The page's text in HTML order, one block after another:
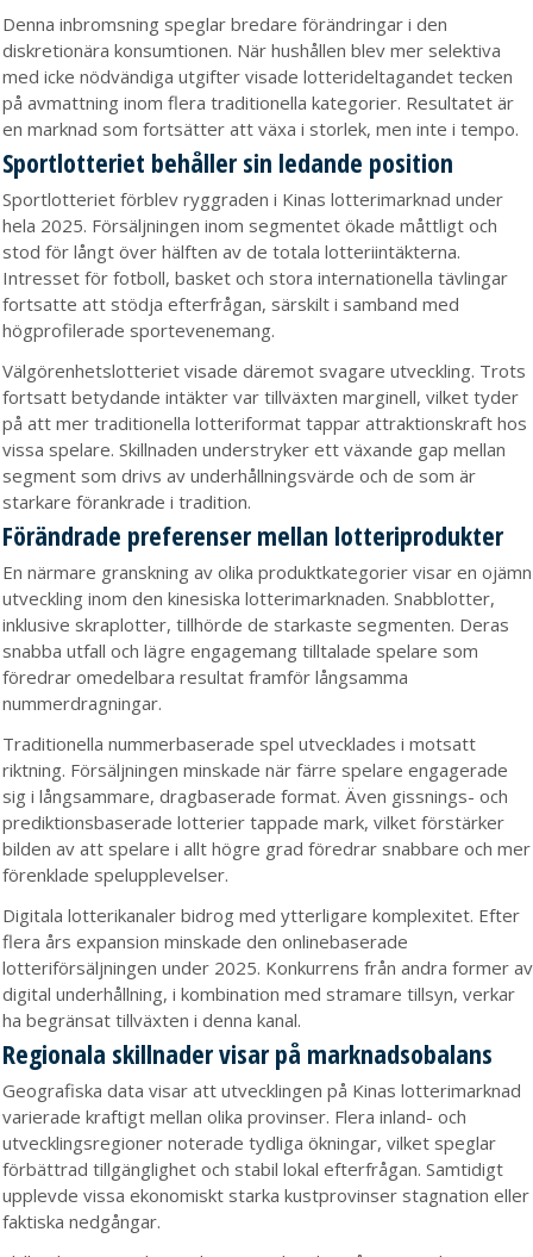
Denna inbromsning speglar bredare förändringar i den
diskretionära konsumtionen. När hushållen blev mer selektiva
med icke nödvändiga utgifter visade lotterideltagandet tecken
på avmattning inom flera traditionella kategorier. Resultatet är
en marknad som fortsätter att växa i storlek, men inte i tempo.
Sportlotteriet behåller sin ledande position
Sportlotteriet förblev ryggraden i Kinas lotterimarknad under
hela 2025. Försäljningen inom segmentet ökade måttligt och
stod för långt över hälften av de totala lotteriintäkterna.
Intresset för fotboll, basket och stora internationella tävlingar
fortsatte att stödja efterfrågan, särskilt i samband med
högprofilerade sportevenemang.
Välgörenhetslotteriet visade däremot svagare utveckling. Trots
fortsatt betydande intäkter var tillväxten marginell, vilket tyder
på att mer traditionella lotteriformat tappar attraktionskraft hos
vissa spelare. Skillnaden understryker ett växande gap mellan
segment som drivs av underhållningsvärde och de som är
starkare förankrade i tradition.
Förändrade preferenser mellan lotteriprodukter
En närmare granskning av olika produktkategorier visar en ojämn
utveckling inom den kinesiska lotterimarknaden. Snabblotter,
inklusive skraplotter, tillhörde de starkaste segmenten. Deras
snabba utfall och lägre engagemang tilltalade spelare som
föredrar omedelbara resultat framför långsamma
nummerdragningar.
Traditionella nummerbaserade spel utvecklades i motsatt
riktning. Försäljningen minskade när färre spelare engagerade
sig i långsammare, dragbaserade format. Även gissnings- och
prediktionsbaserade lotterier tappade mark, vilket förstärker
bilden av att spelare i allt högre grad föredrar snabbare och mer
förenklade spelupplevelser.
Digitala lotterikanaler bidrog med ytterligare komplexitet. Efter
flera års expansion minskade den onlinebaserade
lotteriförsäljningen under 2025. Konkurrens från andra former av
digital underhållning, i kombination med stramare tillsyn, verkar
ha begränsat tillväxten i denna kanal.
Regionala skillnader visar på marknadsobalans
Geografiska data visar att utvecklingen på Kinas lotterimarknad
varierade kraftigt mellan olika provinser. Flera inland- och
utvecklingsregioner noterade tydliga ökningar, vilket speglar
förbättrad tillgänglighet och stabil lokal efterfrågan. Samtidigt
upplevde vissa ekonomiskt starka kustprovinser stagnation eller
faktiska nedgångar.